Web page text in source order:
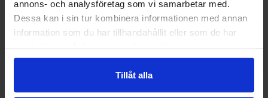
annons- och analysföretag som vi samarbetar med.
Dessa kan i sin tur kombinera informationen med annan
information som du har tillhandahållit eller som de har
Tillåt alla
Chupa Chups Klubbor Milky 100st
448.99 kr
Kjøp
Chupa Chups